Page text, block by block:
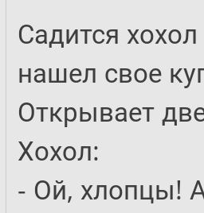
Садится
нашел свое
Открывает
Хохол:
- Ой, хлопцы!